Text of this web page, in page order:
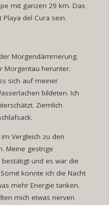
mit ganzen 29 km. Das
del Cura sein.
Morgendämmerung.
Morgentau herunter.
sich auf meiner
bildeten. Ich
Ziemlich
Vergleich zu den
Meine gestrige
und es war die
konnte ich die Nacht
mehr Energie tanken.
mich etwas nerven